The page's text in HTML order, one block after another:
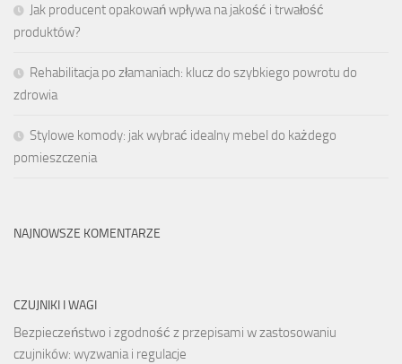
Jak producent opakowań wpływa na jakość i trwałość
produktów?
Rehabilitacja po złamaniach: klucz do szybkiego powrotu do
zdrowia
Stylowe komody: jak wybrać idealny mebel do każdego
pomieszczenia
NAJNOWSZE KOMENTARZE
CZUJNIKI I WAGI
Bezpieczeństwo i zgodność z przepisami w zastosowaniu
czujników: wyzwania i regulacje